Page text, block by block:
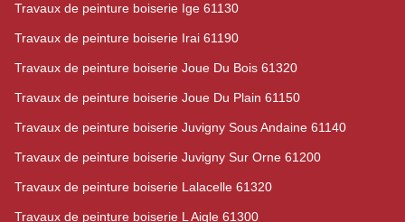
Travaux de peinture boiserie Ige 61130
Travaux de peinture boiserie Irai 61190
Travaux de peinture boiserie Joue Du Bois 61320
Travaux de peinture boiserie Joue Du Plain 61150
Travaux de peinture boiserie Juvigny Sous Andaine 61140
Travaux de peinture boiserie Juvigny Sur Orne 61200
Travaux de peinture boiserie Lalacelle 61320
Travaux de peinture boiserie L Aigle 61300